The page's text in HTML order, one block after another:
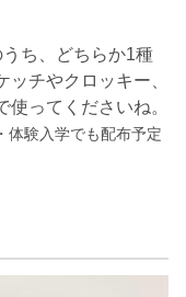
ち、どちらか1種
チやクロッキー、
ってくださいね。
体験入学でも配布予定